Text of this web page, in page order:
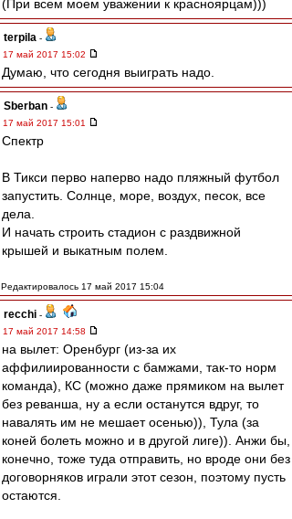
(При всем моем уважении к красноярцам)))
terpila -
17 май 2017 15:02
Думаю, что сегодня выиграть надо.
Sberban -
17 май 2017 15:01
Спектр
В Тикси перво наперво надо пляжный футбол
запустить. Солнце, море, воздух, песок, все
дела.
И начать строить стадион с раздвижной
крышей и выкатным полем.
Редактировалось 17 май 2017 15:04
recchi -
17 май 2017 14:58
на вылет: Оренбург (из-за их
аффилиированности с бамжами, так-то норм
команда), КС (можно даже прямиком на вылет
без реванша, ну а если останутся вдруг, то
навалять им не мешает осенью)), Тула (за
коней болеть можно и в другой лиге)). Анжи бы,
конечно, тоже туда отправить, но вроде они без
договорняков играли этот сезон, поэтому пусть
остаются.